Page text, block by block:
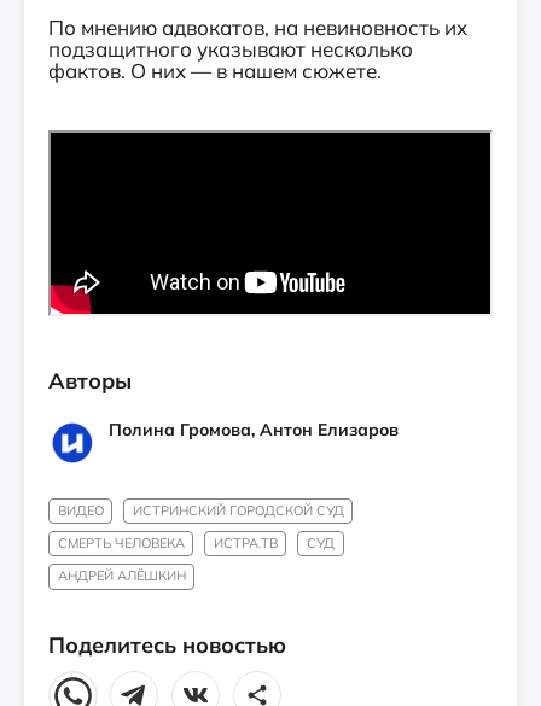
По мнению адвокатов, на невиновность их
подзащитного указывают несколько
фактов. О них — в нашем сюжете.
Авторы
Полина Громова, Антон Елизаров
ВИДЕО
ИСТРИНСКИЙ ГОРОДСКОЙ СУД
СМЕРТЬ ЧЕЛОВЕКА
ИСТРА.ТВ
СУД
АНДРЕЙ АЛЁШКИН
Поделитесь новостью